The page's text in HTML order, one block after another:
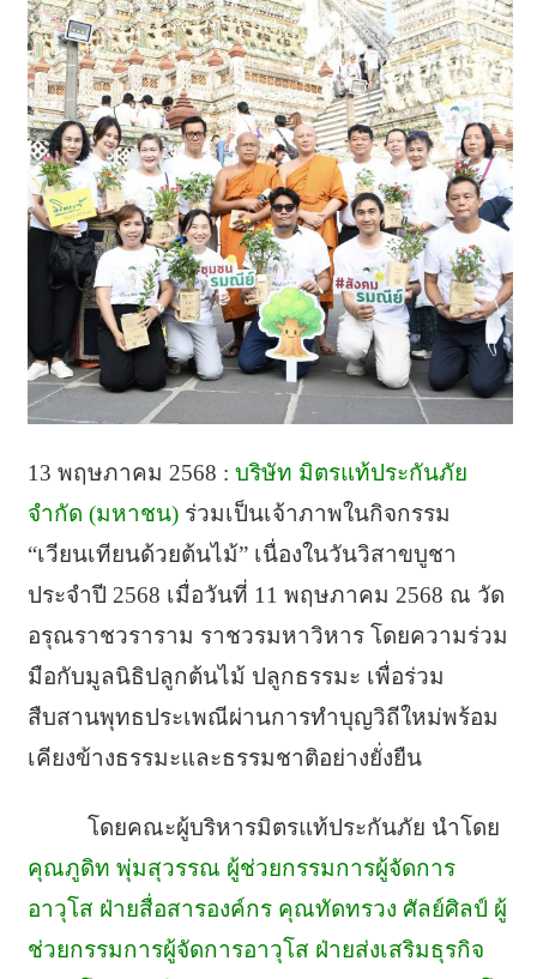
13 พฤษภาคม 2568 : บริษัท มิตรแท้ประกันภัย
จำกัด (มหาชน)ร่วมเป็นเจ้าภาพในกิจกรรม
“เวียนเทียนด้วยต้นไม้” เนื่องในวันวิสาขบูชา
ประจำปี 2568 เมื่อวันที่ 11 พฤษภาคม 2568 ณ วัด
อรุณราชวราราม ราชวรมหาวิหาร โดยความร่วม
มือกับมูลนิธิปลูกต้นไม้ ปลูกธรรมะ เพื่อร่วม
สืบสานพุทธประเพณีผ่านการทำบุญวิถีใหม่พร้อม
เคียงข้างธรรมะและธรรมชาติอย่างยั่งยืน
โดยคณะผู้บริหารมิตรแท้ประกันภัย นำโดย
คุณภูดิท พุ่มสุวรรณ ผู้ช่วยกรรมการผู้จัดการ
อาวุโส ฝ่ายสื่อสารองค์กร คุณทัดทรวง ศัลย์ศิลป์ ผู้
ช่วยกรรมการผู้จัดการอาวุโส ฝ่ายส่งเสริมธุรกิจ